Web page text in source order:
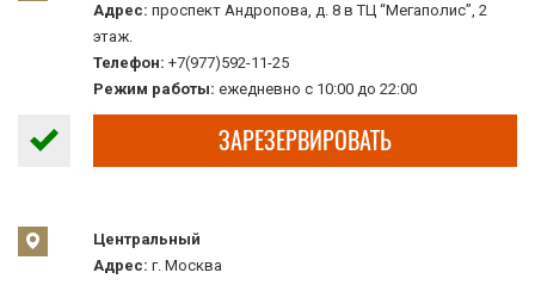
Адрес: проспект Андропова, д. 8 в ТЦ “Мегаполис”, 2
этаж.
Телефон: +7(977)592-11-25
Режим работы: ежедневно с 10:00 до 22:00
ЗАРЕЗЕРВИРОВАТЬ
Центральный
Адрес: г. Москва